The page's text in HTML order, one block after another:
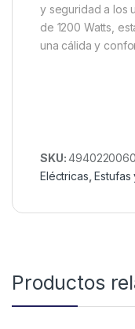
y seguridad a los
de 1200 Watts,
una cálida y
SKU:
Eléctricas ,Estufas
Productos